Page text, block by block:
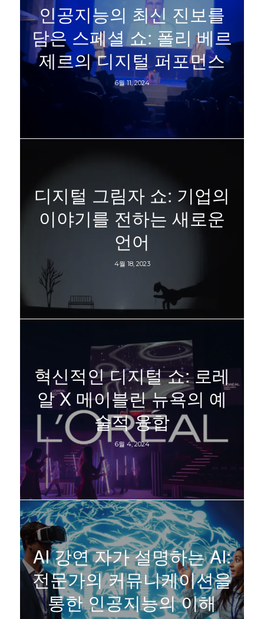
인공지능의 최신 진보를
담은 스페셜 쇼: 폴리 베르
제르의 디지털 퍼포먼스
6월 11, 2024
디지털 그림자 쇼: 기업의
이야기를 전하는 새로운
언어
4월 18, 2023
혁신적인 디지털 쇼: 로레
알 X 메이블린 뉴욕의 예
술적 융합
6월 4, 2024
AI 강연 자가 설명하는 AI:
전문가의 커뮤니케이션을
통한 인공지능의 이해